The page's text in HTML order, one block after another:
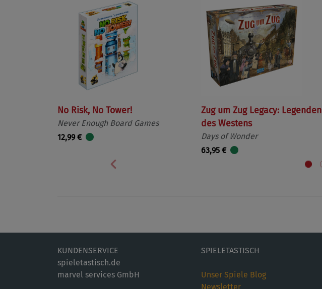
No Risk, No Tower!
Never Enough Board Games
12,99 €
Zug um Zug Legacy: Legenden
des Westens
Days of Wonder
63,95 €
Vorherige
KUNDENSERVICE
spieletastisch.de
marvel services GmbH
SPIELETASTISCH
Unser Spiele Blog
Newsletter